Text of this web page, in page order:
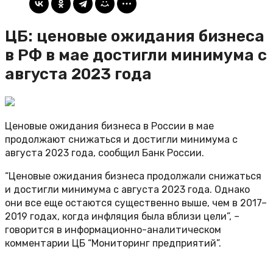
ЦБ: ценовые ожидания бизнеса
в РФ в мае достигли минимума с
августа 2023 года
Ценовые ожидания бизнеса в России в мае
продолжают снижаться и достигли минимума с
августа 2023 года, сообщил Банк России.
“Ценовые ожидания бизнеса продолжали снижаться
и достигли минимума с августа 2023 года. Однако
они все еще остаются существенно выше, чем в 2017–
2019 годах, когда инфляция была вблизи цели”, –
говорится в информационно-аналитическом
комментарии ЦБ “Мониторинг предприятий”.